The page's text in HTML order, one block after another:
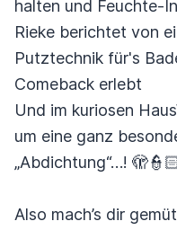
halten und Feuchte-
Rieke berichtet von
Putztechnik für's
Comeback erlebt
Und im kuriosen
um eine ganz
„Abdichtung“…!
Also mach’s dir